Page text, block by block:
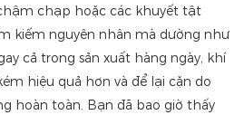
chạp hoặc các khuyết tật
kiếm nguyên nhân mà dường như
cả trong sản xuất hàng ngày, khí
hiệu quả hơn và để lại cặn do
hoàn toàn. Bạn đã bao giờ thấy